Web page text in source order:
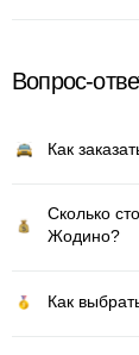
Вопрос-
Как
Сколько
Жодино?
Как